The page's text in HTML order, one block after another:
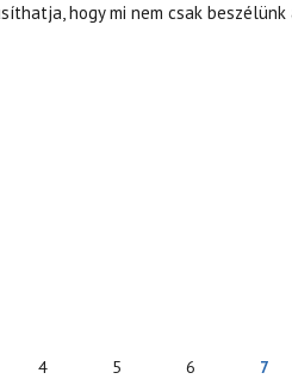
hogy mi nem csak
4 5 6 7